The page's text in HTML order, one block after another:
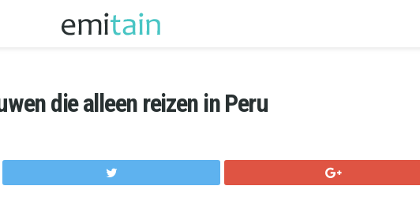
die alleen reizen in Peru